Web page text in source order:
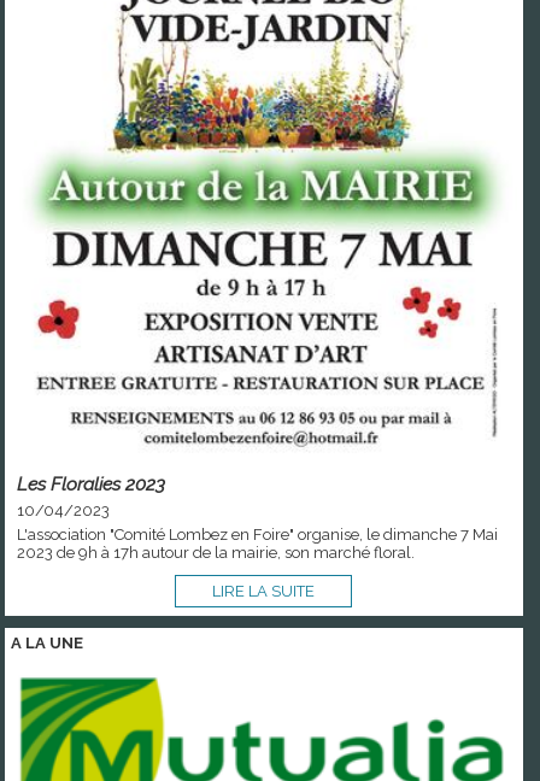
Les Floralies 2023
10/04/2023
L'association "Comité Lombez en Foire" organise, le dimanche 7 Mai
2023 de 9h à 17h autour de la mairie, son marché floral.
LIRE LA SUITE
A LA UNE